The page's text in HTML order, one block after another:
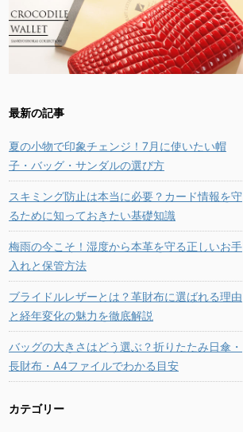
最新の記事
夏の小物で印象チェンジ！7月に使いたい帽
子・バッグ・サンダルの選び方
スキミング防止は本当に必要？カード情報を守
るために知っておきたい基礎知識
梅雨の今こそ！湿度から本革を守る正しいお手
入れと保管方法
ブライドルレザーとは？革財布に選ばれる理由
と経年変化の魅力を徹底解説
バッグの大きさはどう選ぶ？折りたたみ日傘・
長財布・A4ファイルでわかる目安
カテゴリー